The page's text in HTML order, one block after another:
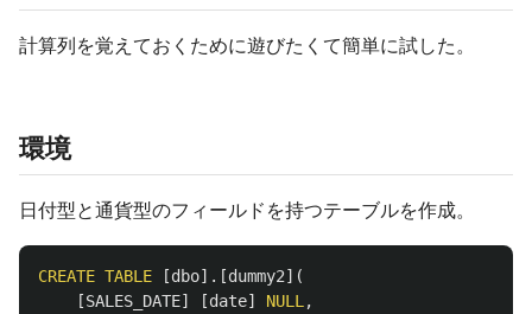
計算列を覚えておくために遊びたくて簡単に試した。
環境
日付型と通貨型のフィールドを持つテーブルを作成。
CREATE TABLE [dbo].[dummy2](
[SALES_DATE] [date] NULL ,